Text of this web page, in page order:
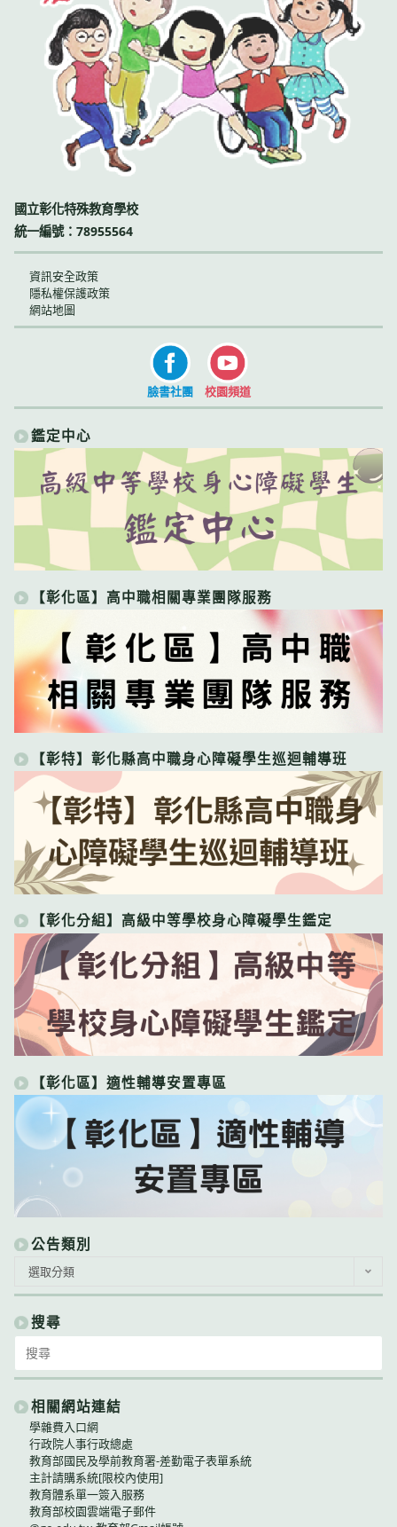
國立彰化特殊教育學校
統一編號：78955564
資訊安全政策
隱私權保護政策
網站地圖
臉書社團 校園頻道
鑑定中心
【彰化區】高中職相關專業團隊服務
【彰特】彰化縣高中職身心障礙學生巡迴輔導班
【彰化分組】高級中等學校身心障礙學生鑑定
【彰化區】適性輔導安置專區
公告類別
類
別
選取分類
搜尋
for:
相關網站連結
學雜費入口網
行政院人事行政總處
教育部國民及學前教育署-差勤電子表單系統
主計請購系統[限校內使用]
教育體系單一簽入服務
教育部校園雲端電子郵件